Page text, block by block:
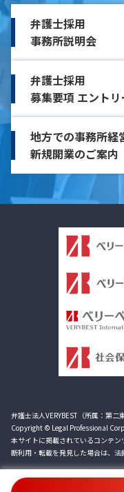
弁護士採用
事務所説明会
弁護士採用
募集要項 エントリ
地方での事務所経
新規開業のご案内
弁護士法人VERYBEST（所属：第二
Copyright © Legal Professional
本サイトに掲載されているコンテ
断利用・転載を発見した場合は、法